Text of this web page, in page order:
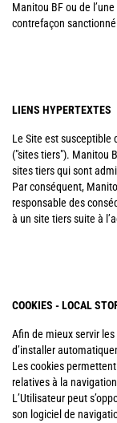
Manitou BF ou de
contrefaçon
LIENS HYPERTEXTES
Le Site est susceptible
("sites tiers"). Manitou
sites tiers qui sont
Par conséquent,
responsable des
à un site tiers suite à
COOKIES - LOCAL
Afin de mieux servir
d’installer
Les cookies
relatives à la
L’Utilisateur peut
son logiciel de